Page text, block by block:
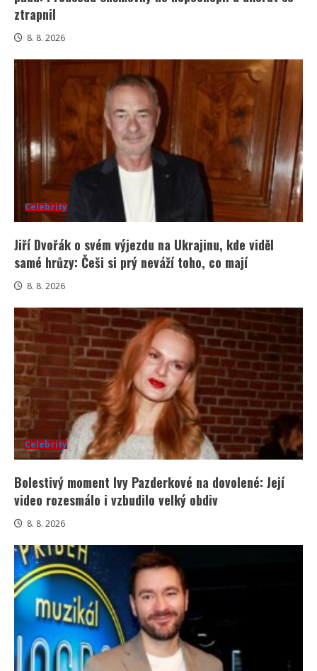
ztrapnil
8. 8. 2026
Celebrity
Jiří Dvořák o svém výjezdu na Ukrajinu, kde viděl
samé hrůzy: Češi si prý neváží toho, co mají
8. 8. 2026
Celebrity
Bolestivý moment Ivy Pazderkové na dovolené: Její
video rozesmálo i vzbudilo velký obdiv
8. 8. 2026